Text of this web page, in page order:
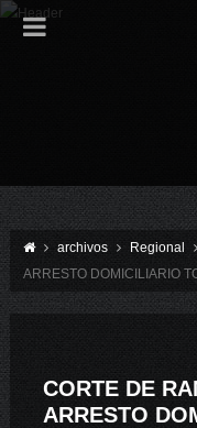
archivos Regional
ARRESTO DOMICILIARIO
CORTE DE
ARRESTO